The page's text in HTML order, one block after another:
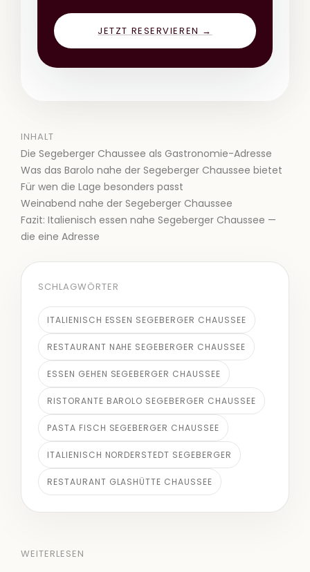
JETZT RESERVIEREN →
INHALT
Die Segeberger Chaussee als Gastronomie-Adresse
Was das Barolo nahe der Segeberger Chaussee bietet
Für wen die Lage besonders passt
Weinabend nahe der Segeberger Chaussee
Fazit: Italienisch essen nahe Segeberger Chaussee —
die eine Adresse
SCHLAGWÖRTER
ITALIENISCH ESSEN SEGEBERGER CHAUSSEE
RESTAURANT NAHE SEGEBERGER CHAUSSEE
ESSEN GEHEN SEGEBERGER CHAUSSEE
RISTORANTE BAROLO SEGEBERGER CHAUSSEE
PASTA FISCH SEGEBERGER CHAUSSEE
ITALIENISCH NORDERSTEDT SEGEBERGER
RESTAURANT GLASHÜTTE CHAUSSEE
WEITERLESEN